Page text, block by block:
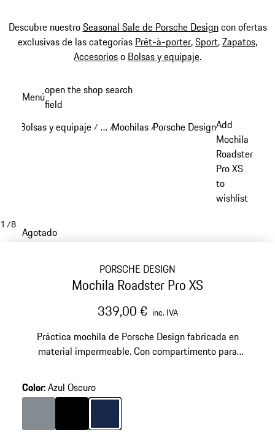
Descubre nuestroSeasonal Sale de Porsche Designcon ofertas
exclusivas de las categorías Prêt-à-porter,Sport,Zapatos,
Accesorioso Bolsas y equipaje.
principal
Menúopen the shop search
field
Bolsas y equipaje / …
Reveal collapsed breadcrumb items
/Mochilas /Porsche Design mochilas
Add
Mochila
Roadster
Pro XS
to
wishlist
1 /8
Agotado
PORSCHE DESIGN
Mochila Roadster Pro XS
339,00 € inc. IVA
Práctica mochila de Porsche Design fabricada en
material impermeable. Con compartimento para
Color:Azul Oscuro